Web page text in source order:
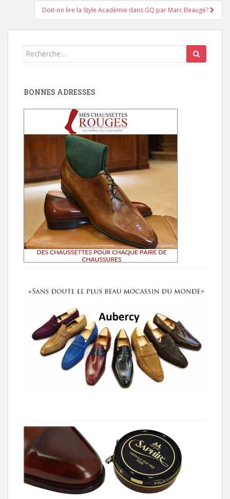
Doit-on lire la Style Académie dans GQ par Marc Beaugé?
Search
BONNES ADRESSES